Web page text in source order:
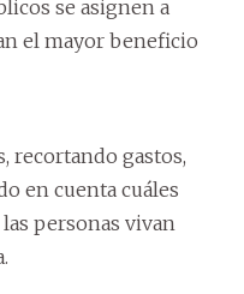
se asignen a
el mayor beneficio
recortando gastos,
en cuenta cuáles
personas vivan